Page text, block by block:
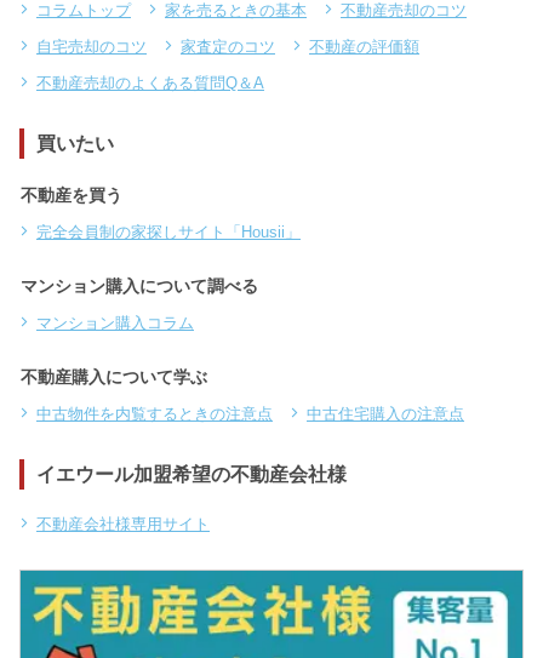
コラムトップ 家を売るときの基本
不動産売却のコツ
自宅売却のコツ
家査定のコツ
不動産の評価額
不動産売却のよくある質問Q＆A
買いたい
不動産を買う
完全会員制の家探しサイト「Housii」
マンション購入について調べる
マンション購入コラム
不動産購入について学ぶ
中古物件を内覧するときの注意点 中古住宅購入の注意点
イエウール加盟希望の不動産会社様
不動産会社様専用サイト